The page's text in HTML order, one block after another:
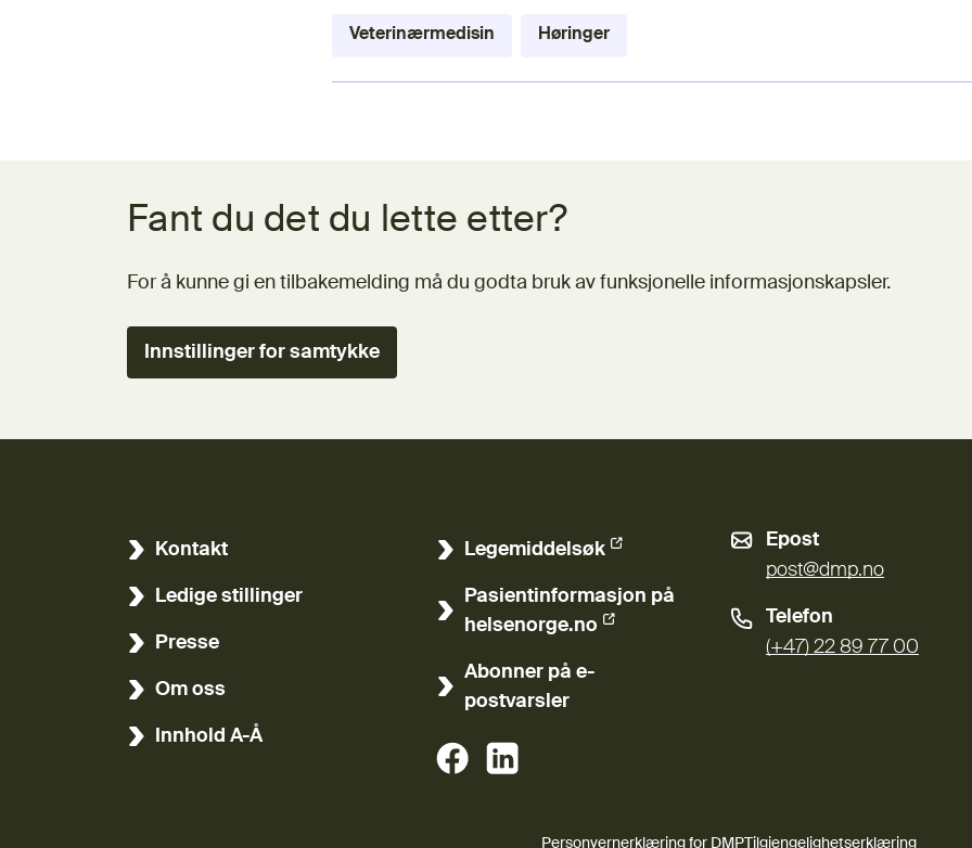
Veterinærmedisin Høringer
Fant du det du lette etter?
For å kunne gi en tilbakemelding må du godta bruk av funksjonelle informasjonskapsler.
Innstillinger for samtykke
Kontakt
Ledige stillinger
Presse
Om oss
Innhold A-Å
Legemiddelsøk
(Ekstern lenke)
Pasientinformasjon på
helsenorge.no
(Ekstern lenke)
Abonner på e-
postvarsler
(Ekstern lenke)
Epost
post@dmp.no
Telefon
(+47) 22 89 77 00
Personvernerklæring for DMP Tilgjengelighetserklæring
(Ekstern lenke)